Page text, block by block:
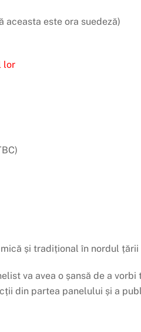
este ora suedeză)
lor
și tradițional în nordul țării
va avea o șansă de a
din partea panelului și a